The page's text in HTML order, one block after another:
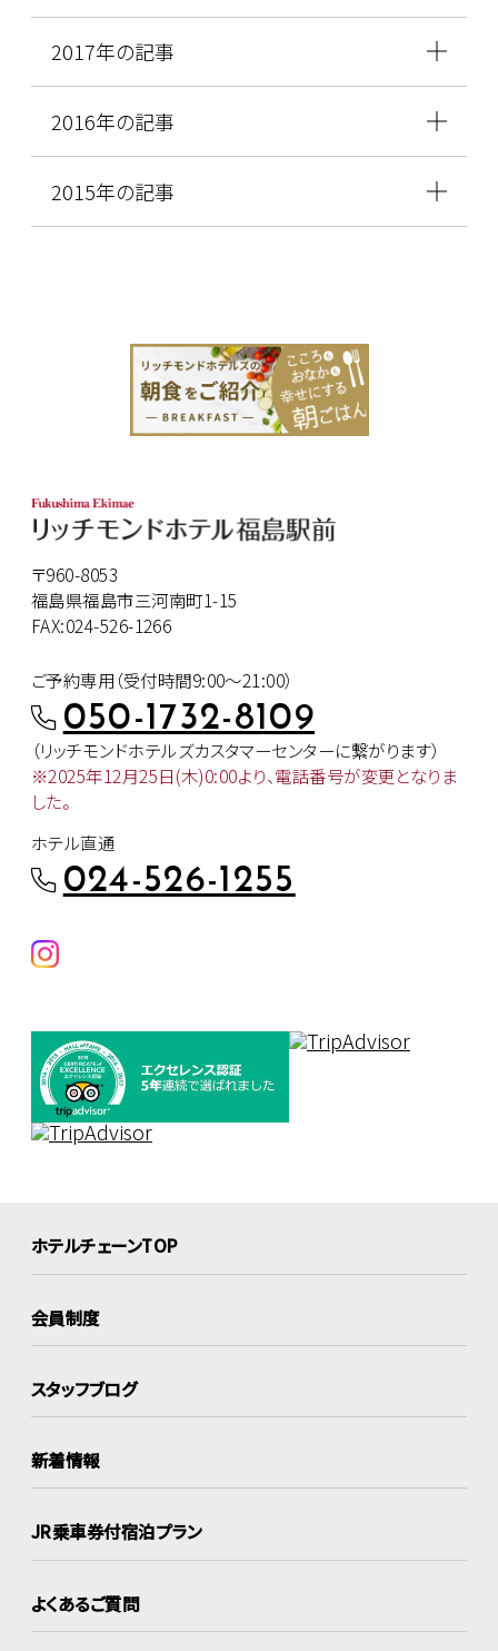
2017年の記事
2016年の記事
2015年の記事
〒960-8053
福島県福島市三河南町1-15
FAX:024-526-1266
ご予約専用（受付時間9:00～21:00）
050-1732-8109
（リッチモンドホテルズカスタマーセンターに繋がります）
※2025年12月25日(木)0:00より、電話番号が変更となりま
した。
ホテル直通
024-526-1255
ホテルチェーンTOP
会員制度
スタッフブログ
新着情報
JR乗車券付宿泊プラン
よくあるご質問